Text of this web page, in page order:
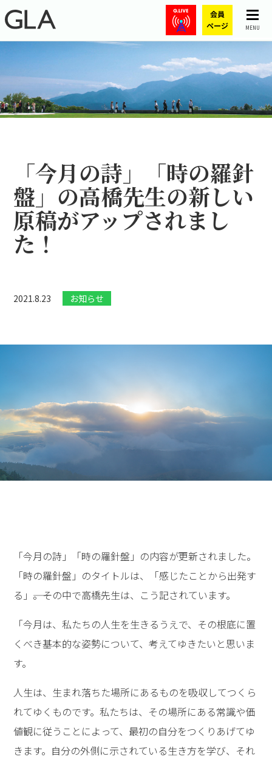
MENU
「今月の詩」「時の羅針
盤」の高橋先生の新しい
原稿がアップされまし
た！
2021.8.23 お知らせ
「今月の詩」「時の羅針盤」の内容が更新されました。
「時の羅針盤」のタイトルは、「感じたことから出発す
る」――。その中で高橋先生は、こう記されています。
「今月は、私たちの人生を生きるうえで、その根底に置
くべき基本的な姿勢について、考えてゆきたいと思いま
す。
人生は、生まれ落ちた場所にあるものを吸収してつくら
れてゆくものです。私たちは、その場所にある常識や価
値観に従うことによって、最初の自分をつくりあげてゆ
きます。自分の外側に示されている生き方を学び、それ